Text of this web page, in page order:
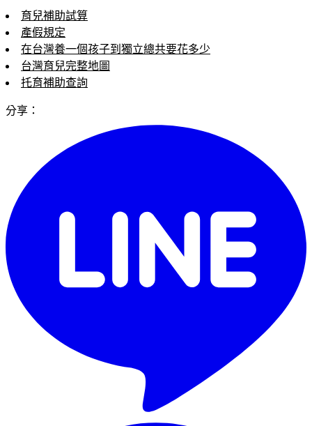
育兒補助試算
產假規定
在台灣養一個孩子到獨立總共要花多少
台灣育兒完整地圖
托育補助查詢
分享：